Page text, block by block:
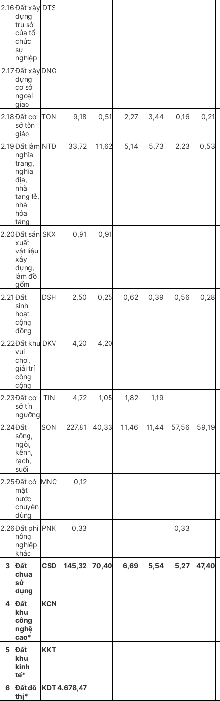
2.16Đất xây
dựng
trụ sở
của tổ
chức
sự
nghiệp
DTS
2.17Đất xây
dựng
cơ sở
ngoại
giao
DNG
2.18Đất cơ
sở tôn
giáo
TON 9,18 0,51 2,27 3,44 0,16 0,21
2.19Đất làm
nghĩa
trang,
nghĩa
địa,
nhà
tang lễ,
nhà
hỏa
táng
NTD 33,72 11,62 5,14 5,73 2,23 0,53
2.20Đất sản
xuất
vật liệu
xây
dựng,
làm đồ
gốm
SKX 0,91 0,91
2.21 Đất
sinh
hoạt
cộng
đồng
DSH 2,50 0,25 0,62 0,39 0,56 0,28
2.22Đất khu
vui
chơi,
giải trí
công
cộng
DKV 4,20 4,20
2.23Đất cơ
sở tín
ngưỡng
TIN 4,72 1,05 1,82 1,19
2.24Đất
sông,
ngòi,
kênh,
rạch,
suối
SON 227,81 40,33 11,46 11,44 57,56 59,19
2.25Đất có
mặt
nước
chuyên
dùng
MNC 0,12
2.26Đất phi
nông
nghiệp
khác
PNK 0,33 0,33
3
Đất
chưa
sử
dụng
CSD 145,32 70,40 6,69 5,54 5,27 47,40
4
Đất
khu
công
nghệ
cao*
KCN
5
Đất
khu
kinh
tế*
KKT
6
Đất đô
thị*
KDT4.678,47